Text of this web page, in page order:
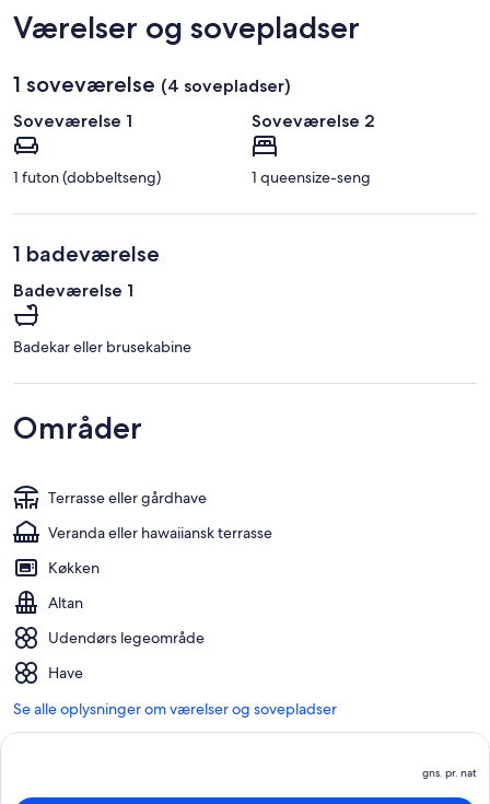
Beach
Intl.)
Værelser og sovepladser
1 soveværelse (4 sovepladser)
Soveværelse 1
1 futon (dobbeltseng)
Soveværelse 2
1 queensize-seng
1 badeværelse
Badeværelse 1
Badekar eller brusekabine
Områder
Terrasse eller gårdhave
Veranda eller hawaiiansk terrasse
Køkken
Altan
Udendørs legeområde
Have
Se alle oplysninger om værelser og sovepladser
gns. pr. nat